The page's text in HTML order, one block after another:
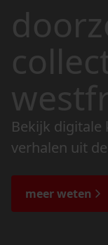
Bekijk digitale
verhalen uit
de bijzondere
meer weten